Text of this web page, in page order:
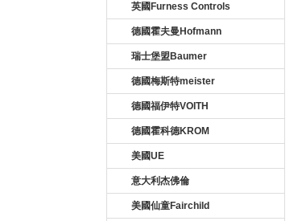
英國Furness Controls
德國霍夫曼Hofmann
瑞士堡盟Baumer
德國梅斯特meister
德國福伊特VOITH
德國霍科德KROM
美國UE
意大利杰佛倫
美國仙童Fairchild